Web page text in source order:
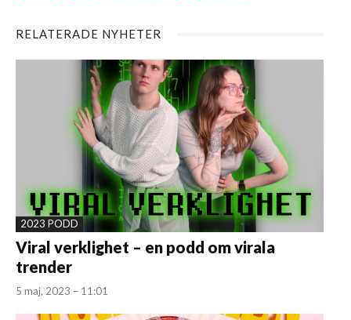
RELATERADE NYHETER
2023 PODD
Viral verklighet – en podd om virala
trender
5 maj, 2023 – 11:01